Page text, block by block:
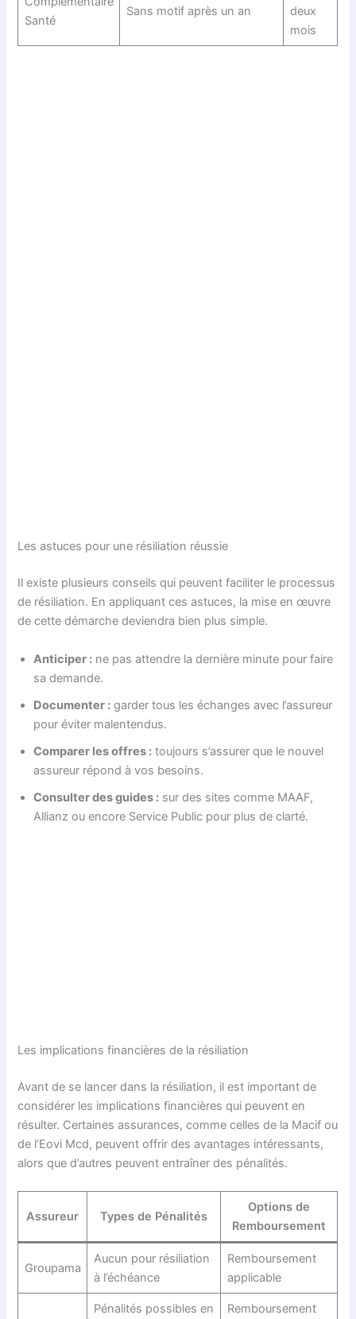
Santé
Sans motif après un an
deux
mois
Les astuces pour une résiliation réussie
Il existe plusieurs conseils qui peuvent faciliter le processus
de résiliation. En appliquant ces astuces, la mise en œuvre
de cette démarche deviendra bien plus simple.
Anticiper : ne pas attendre la dernière minute pour faire
sa demande.
Documenter : garder tous les échanges avec l’assureur
pour éviter malentendus.
Comparer les offres : toujours s’assurer que le nouvel
assureur répond à vos besoins.
Consulter des guides : sur des sites comme MAAF,
Allianz ou encore Service Public pour plus de clarté.
Les implications financières de la résiliation
Avant de se lancer dans la résiliation, il est important de
considérer les implications financières qui peuvent en
résulter. Certaines assurances, comme celles de la Macif ou
de l’Eovi Mcd, peuvent offrir des avantages intéressants,
alors que d’autres peuvent entraîner des pénalités.
Assureur Types de Pénalités
Options de
Remboursement
Groupama
Aucun pour résiliation
à l’échéance
Remboursement
applicable
Pénalités possibles en
Remboursement